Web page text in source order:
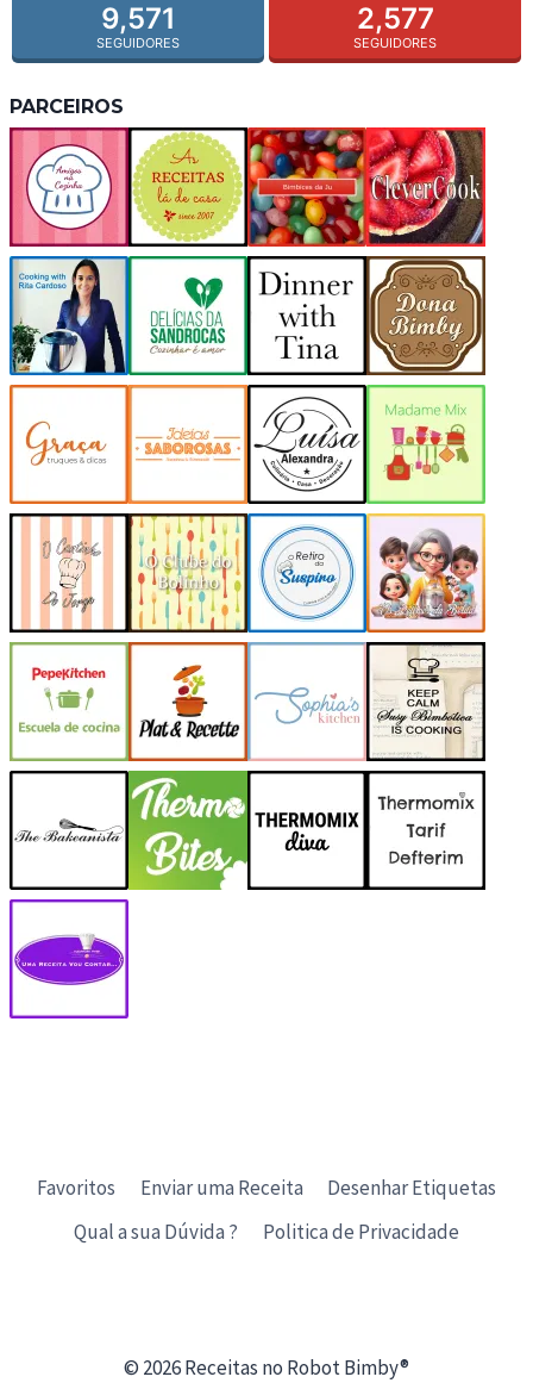
9,571
SEGUIDORES
2,577
SEGUIDORES
PARCEIROS
Favoritos Enviar uma Receita
Desenhar Etiquetas
Qual a sua Dúvida ?
Politica de Privacidade
© 2026 Receitas no Robot Bimby®